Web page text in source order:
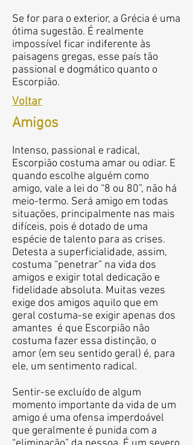
Se for para o exterior, a Grécia é uma
ótima sugestão. É realmente
impossível ficar indiferente às
paisagens gregas, esse país tão
passional e dogmático quanto o
Escorpião.
Voltar
Amigos
Intenso, passional e radical,
Escorpião costuma amar ou odiar. E
quando escolhe alguém como
amigo, vale a lei do “8 ou 80”, não há
meio-termo. Será amigo em todas
situações, principalmente nas mais
difíceis, pois é dotado de uma
espécie de talento para as crises.
Detesta a superficialidade, assim,
costuma “penetrar” na vida dos
amigos e exigir total dedicação e
fidelidade absoluta. Muitas vezes
exige dos amigos aquilo que em
geral costuma-se exigir apenas dos
amantes ­ é que Escorpião não
costuma fazer essa distinção, o
amor (em seu sentido geral) é, para
ele, um sentimento radical.
Sentir-se excluído de algum
momento importante da vida de um
amigo é uma ofensa imperdoável
que geralmente é punida com a